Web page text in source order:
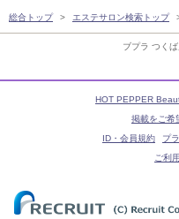
ブプラ つく
総合トップ エステサロン検索トップ
HOT PEPPER
掲載をご希
ID・会員規約
プ
ご利